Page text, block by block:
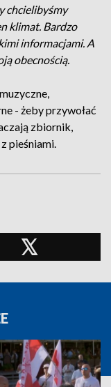
chcielibyśmy
klimat. Bardzo
informacjami. A
obecnością.
- żeby przywołać
zbiornik,
pieśniami.